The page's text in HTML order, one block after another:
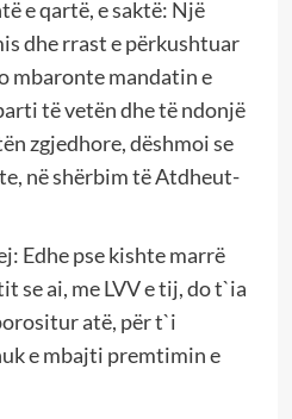
e qartë, e saktë: Një
dhe rrast e përkushtuar
mbaronte mandatin e
të vetën dhe të ndonjë
zgjedhore, dëshmoi se
në shërbim të Atdheut-
Edhe pse kishte marrë
se ai, me LVV e tij, do t`ia
atë, për t`i
e mbajti premtimin e